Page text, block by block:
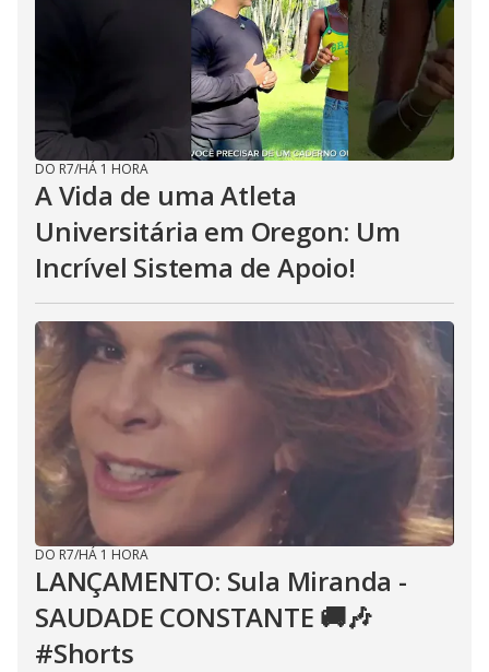
DO R7/HÁ 1 HORA
A Vida de uma Atleta
Universitária em Oregon: Um
Incrível Sistema de Apoio!
DO R7/HÁ 1 HORA
LANÇAMENTO: Sula Miranda -
SAUDADE CONSTANTE 🚚🎶
#Shorts